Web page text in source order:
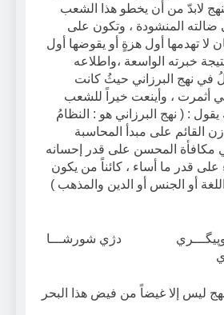
لابدّ من أن يخطو هذا الشعب
المنشودة ، وتكون على
لا تهدمها أول هزةٍ أو يقوضها أول
خبرته الواسعة ،واطلاعه
في نهج البرزاني حيثُ كانت
أثمرت ، وأينعت خيراً للشعب
: ( نهج البرزاني هو : النظامُ
القائم على مبدأ المحاسبة
في مكافأة المحسن على قدر إحسانه
قدر ما أساء ، كائناً من يكون
أو الجنس أو الدين والمذهب )
دبوپيگـــري دژي شورشـــا
ليس إلا غيضاً من فيض هذا البحر